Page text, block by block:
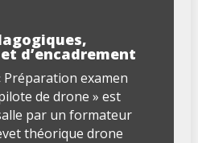
d’encadrement
examen
de drone » est
par un formateur
théorique drone